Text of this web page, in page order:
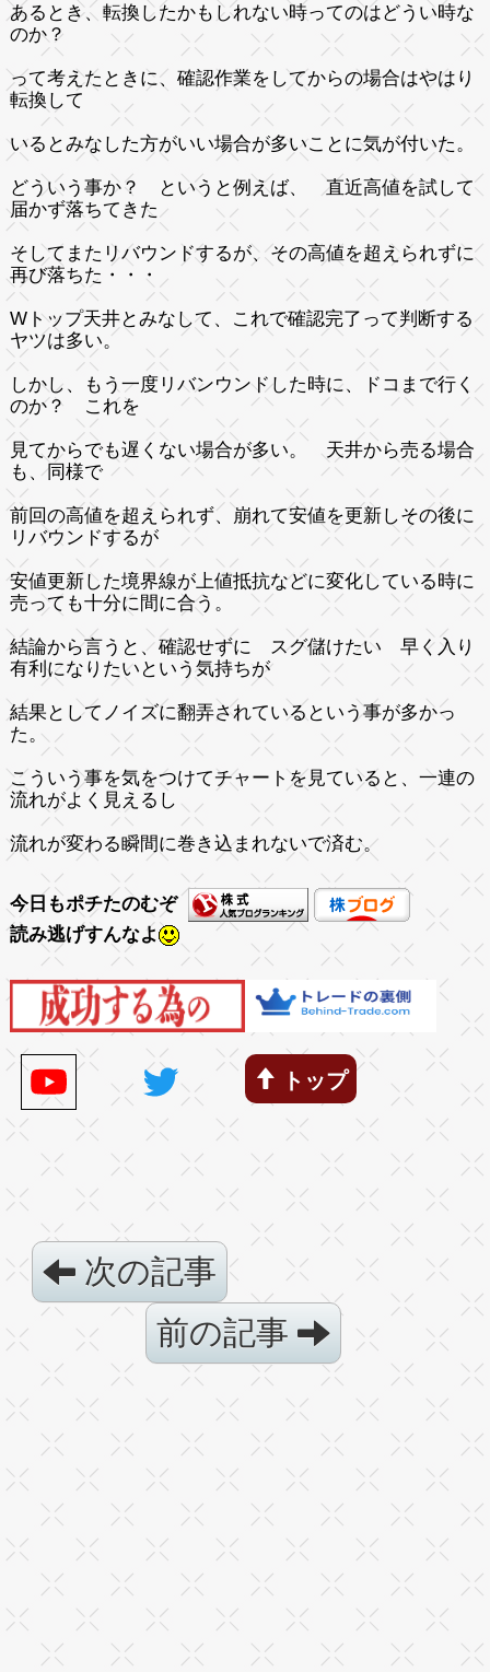
あるとき、転換したかもしれない時ってのはどうい時な
のか？
って考えたときに、確認作業をしてからの場合はやはり
転換して
いるとみなした方がいい場合が多いことに気が付いた。
どういう事か？ というと例えば、 直近高値を試して
届かず落ちてきた
そしてまたリバウンドするが、その高値を超えられずに
再び落ちた・・・
Wトップ天井とみなして、これで確認完了って判断する
ヤツは多い。
しかし、もう一度リバンウンドした時に、ドコまで行く
のか？ これを
見てからでも遅くない場合が多い。 天井から売る場合
も、同様で
前回の高値を超えられず、崩れて安値を更新しその後に
リバウンドするが
安値更新した境界線が上値抵抗などに変化している時に
売っても十分に間に合う。
結論から言うと、確認せずに スグ儲けたい 早く入り
有利になりたいという気持ちが
結果としてノイズに翻弄されているという事が多かっ
た。
こういう事を気をつけてチャートを見ていると、一連の
流れがよく見えるし
流れが変わる瞬間に巻き込まれないで済む。
今日もポチたのむぞ
読み逃げすんなよ
トップ
次の記事
前の記事